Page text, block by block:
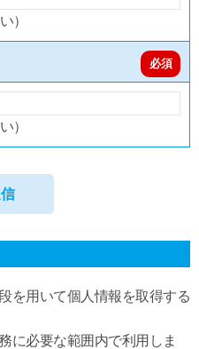
）
必須
）
を用いて個人情報を取得する
に必要な範囲内で利用しま